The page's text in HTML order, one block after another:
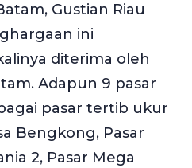
Gustian Riau
ini
diterima oleh
Adapun 9 pasar
pasar tertib ukur
Bengkong, Pasar
2, Pasar Mega